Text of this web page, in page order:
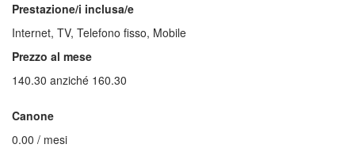
Prestazione/i inclusa/e
Internet, TV, Telefono fisso, Mobile
Prezzo al mese
140.30 anziché 160.30
Canone
0.00 / mesi